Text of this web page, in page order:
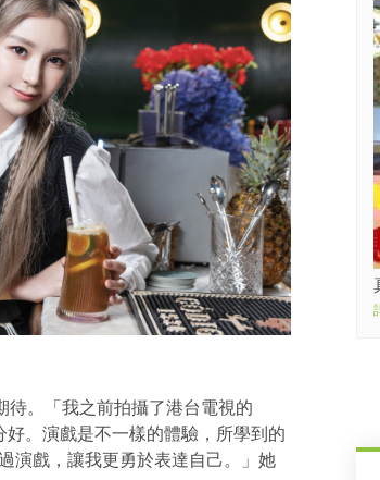
。「我之前拍攝了港台電視的
。演戲是不一樣的體驗，所學到的
演戲，讓我更勇於表達自己。」她